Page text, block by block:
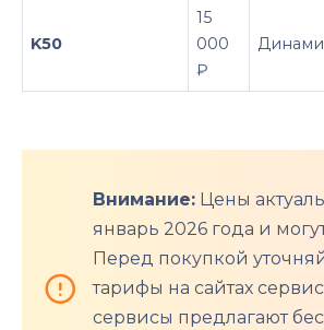
K50
15
000
₽
Внимание: Цены
январь 2026 года и
Перед покупкой
тарифы на сайтах
сервисы предлагают